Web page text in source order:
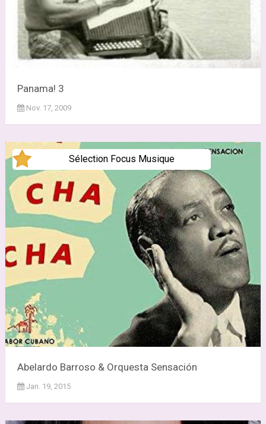
Panama! 3
Nov. 17, 2009
Sélection Focus Musique
Abelardo Barroso & Orquesta Sensación
Jan. 19, 2015